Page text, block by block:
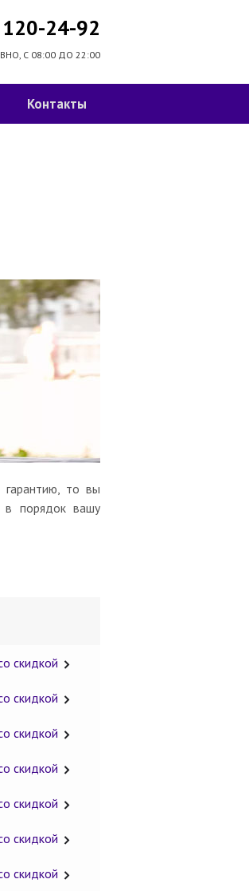
24-92
С 08:00 ДО 22:00
Контакты
гарантию, то вы
в порядок вашу
скидкой
скидкой
скидкой
скидкой
скидкой
скидкой
скидкой